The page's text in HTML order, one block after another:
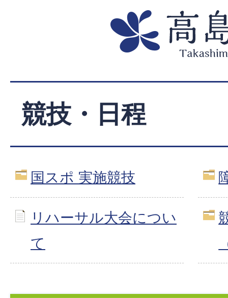
競技・日程
国スポ 実施競技
リハーサル大会につい
て